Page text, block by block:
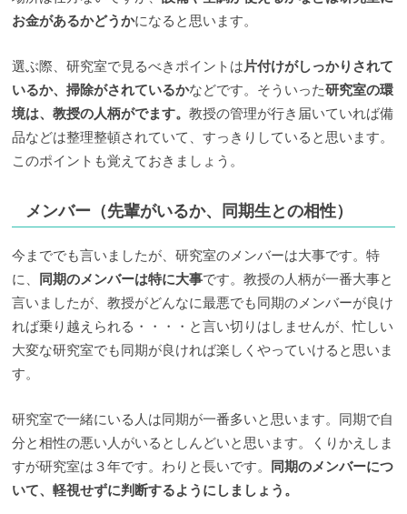
お金があるかどうかになると思います。
選ぶ際、研究室で見るべきポイントは片付けがしっかりされて
いるか、掃除がされているかなどです。そういった研究室の環
境は、教授の人柄がでます。教授の管理が行き届いていれば備
品などは整理整頓されていて、すっきりしていると思います。
このポイントも覚えておきましょう。
メンバー（先輩がいるか、同期生との相性）
今まででも言いましたが、研究室のメンバーは大事です。特
に、
同期のメンバーは特に大事です。教授の人柄が一番大事と
言いましたが、教授がどんなに最悪でも同期のメンバーが良け
れば乗り越えられる・・・・と言い切りはしませんが、忙しい
大変な研究室でも同期が良ければ楽しくやっていけると思いま
す。
研究室で一緒にいる人は同期が一番多いと思います。同期で自
分と相性の悪い人がいるとしんどいと思います。くりかえしま
すが研究室は３年です。わりと長いです。
同期のメンバーにつ
いて、軽視せずに判断するようにしましょう。